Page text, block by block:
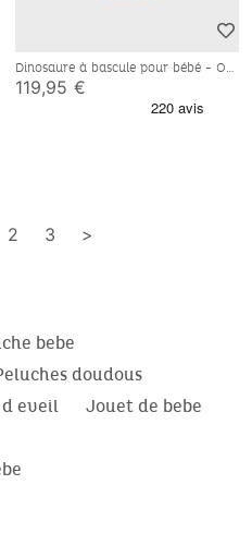
Dinosaure à bascule pour bébé - Ops
119,95 €
2 3 >
bebe
doudous
eveil
Jouet de bebe